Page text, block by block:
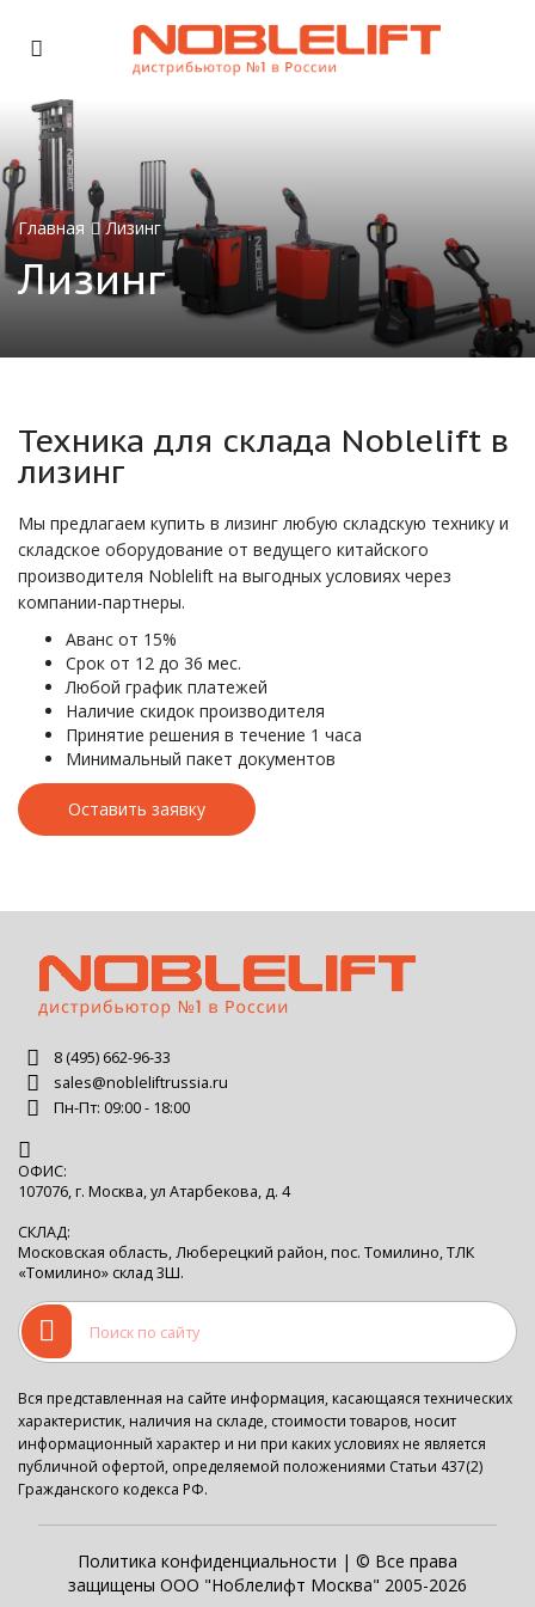
Главная Лизинг
Лизинг
Техника для склада Noblelift в
лизинг
Мы предлагаем купить в лизинг любую складскую технику и
складское оборудование от ведущего китайского
производителя Noblelift на выгодных условиях через
компании-партнеры.
Аванс от 15%
Срок от 12 до 36 мес.
Любой график платежей
Наличие скидок производителя
Принятие решения в течение 1 часа
Минимальный пакет документов
Оставить заявку
8 (495) 662-96-33
sales@nobleliftrussia.ru
Пн-Пт: 09:00 - 18:00
ОФИС:
107076, г. Москва, ул Атарбекова, д. 4
СКЛАД:
Московская область, Люберецкий район, пос. Томилино, ТЛК
«Томилино» склад 3Ш.
Вся представленная на сайте информация, касающаяся технических
характеристик, наличия на складе, стоимости товаров, носит
информационный характер и ни при каких условиях не является
публичной офертой, определяемой положениями Статьи 437(2)
Гражданского кодекса РФ.
Политика конфиденциальности | © Все права
защищены ООО "Ноблелифт Москва" 2005-2026